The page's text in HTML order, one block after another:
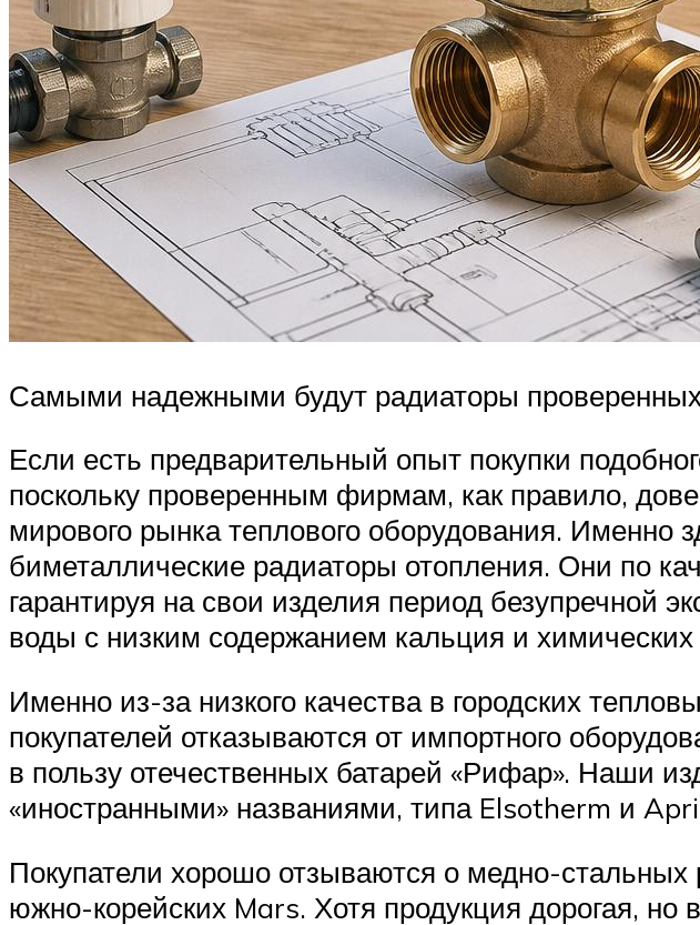
Самыми надежными будут радиаторы
Если есть предварительный опыт покупки
поскольку проверенным фирмам, как правило,
мирового рынка теплового оборудования. Именно
биметаллические радиаторы отопления. Они по
гарантируя на свои изделия период безупречной
воды с низким содержанием кальция и химических
Именно из-за низкого качества в городских
покупателей отказываются от импортного
в пользу отечественных батарей «Рифар». Наши
«иностранными» названиями, типа Elsotherm и
Покупатели хорошо отзываются о медно-
южно-корейских Mars. Хотя продукция дорогая, но